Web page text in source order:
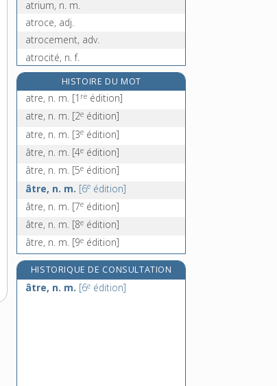
atrium, n. m.
atroce, adj.
atrocement, adv.
atrocité, n. f.
atrophie, n. f.
atrophier, v. tr. et pron.
atropine, n. f.
HISTOIRE DU MOT
atre, n. m. [1 re édition]
atre, n. m. [2e édition]
atre, n. m. [3e édition]
âtre, n. m. [4e édition]
âtre, n. m. [5e édition]
âtre, n. m. [6e édition]
âtre, n. m. [7e édition]
âtre, n. m. [8e édition]
âtre, n. m. [9e édition]
HISTORIQUE DE CONSULTATION
âtre, n. m. [6e édition]